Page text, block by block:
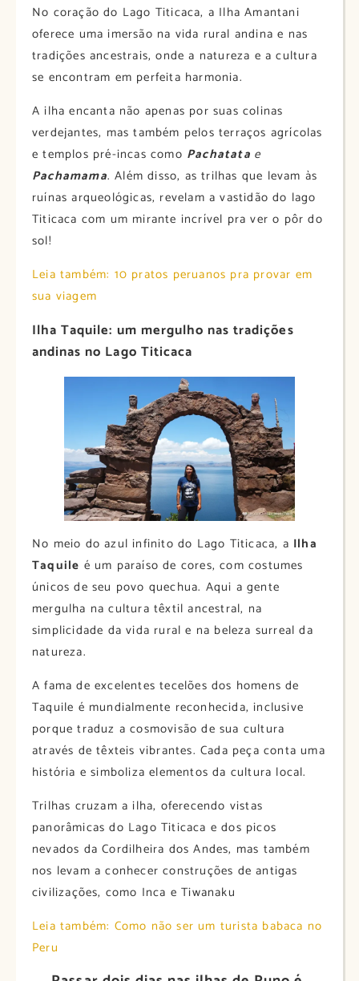
No coração do Lago Titicaca, a Ilha Amantani
oferece uma imersão na vida rural andina e nas
tradições ancestrais, onde a natureza e a cultura
se encontram em perfeita harmonia.
A ilha encanta não apenas por suas colinas
verdejantes, mas também pelos terraços agrícolas
e templos pré-incas como Pachatata e
Pachamama. Além disso, as trilhas que levam às
ruínas arqueológicas, revelam a vastidão do lago
Titicaca com um mirante incrível pra ver o pôr do
sol!
Leia também: 10 pratos peruanos pra provar em
sua viagem
Ilha Taquile: um mergulho nas tradições
andinas no Lago Titicaca
No meio do azul infinito do Lago Titicaca, a Ilha
Taquile é um paraíso de cores, com costumes
únicos de seu povo quechua. Aqui a gente
mergulha na cultura têxtil ancestral, na
simplicidade da vida rural e na beleza surreal da
natureza.
A fama de excelentes tecelões dos homens de
Taquile é mundialmente reconhecida, inclusive
porque traduz a cosmovisão de sua cultura
através de têxteis vibrantes. Cada peça conta uma
história e simboliza elementos da cultura local.
Trilhas cruzam a ilha, oferecendo vistas
panorâmicas do Lago Titicaca e dos picos
nevados da Cordilheira dos Andes, mas também
nos levam a conhecer construções de antigas
civilizações, como Inca e Tiwanaku
Leia também: Como não ser um turista babaca no
Peru